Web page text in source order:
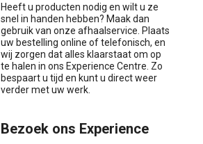
Heeft u producten nodig en wilt u ze
snel in handen hebben? Maak dan
gebruik van onze afhaalservice. Plaats
uw bestelling online of telefonisch, en
wij zorgen dat alles klaarstaat om op
te halen in ons Experience Centre. Zo
bespaart u tijd en kunt u direct weer
verder met uw werk.
Bezoek ons Experience